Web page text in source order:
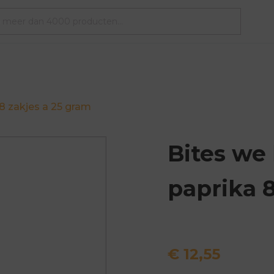
zakjes a 25 gram
Bites
paprika
€ 12,55